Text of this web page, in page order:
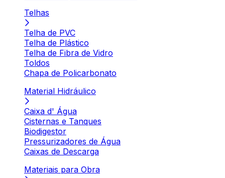
Telhas
Telha de PVC
Telha de Plástico
Telha de Fibra de Vidro
Toldos
Chapa de Policarbonato
Material Hidráulico
Caixa d' Água
Cisternas e Tanques
Biodigestor
Pressurizadores de Água
Caixas de Descarga
Materiais para Obra